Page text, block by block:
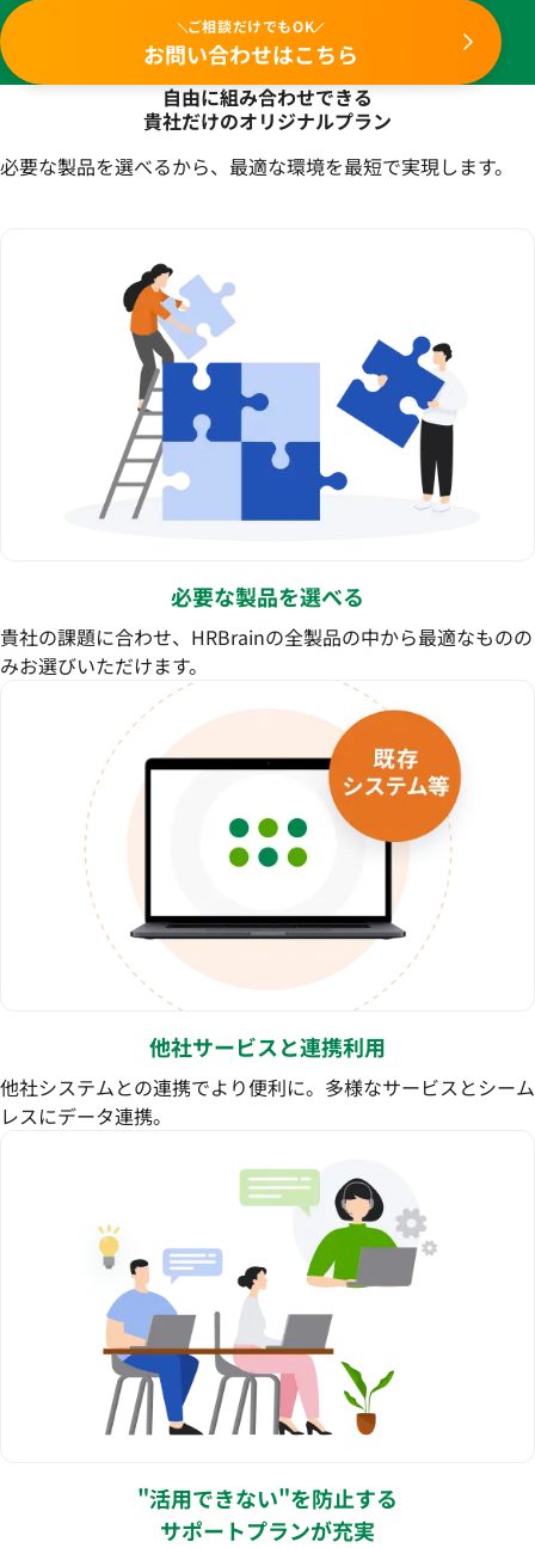
ご相談だけでもOK
お問い合わせはこちら
自由に組み合わせできる
貴社だけのオリジナルプラン
必要な製品を選べるから、最適な環境を最短で実現します。
必要な製品を選べる
貴社の課題に合わせ、HRBrainの全製品の中から最適なものの
みお選びいただけます。
他社サービスと連携利用
他社システムとの連携でより便利に。多様なサービスとシーム
レスにデータ連携。
"活用できない"を防止する
サポートプランが充実